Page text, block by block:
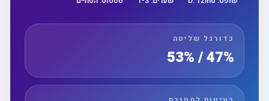
כדורגל שליטה
47% / 53%